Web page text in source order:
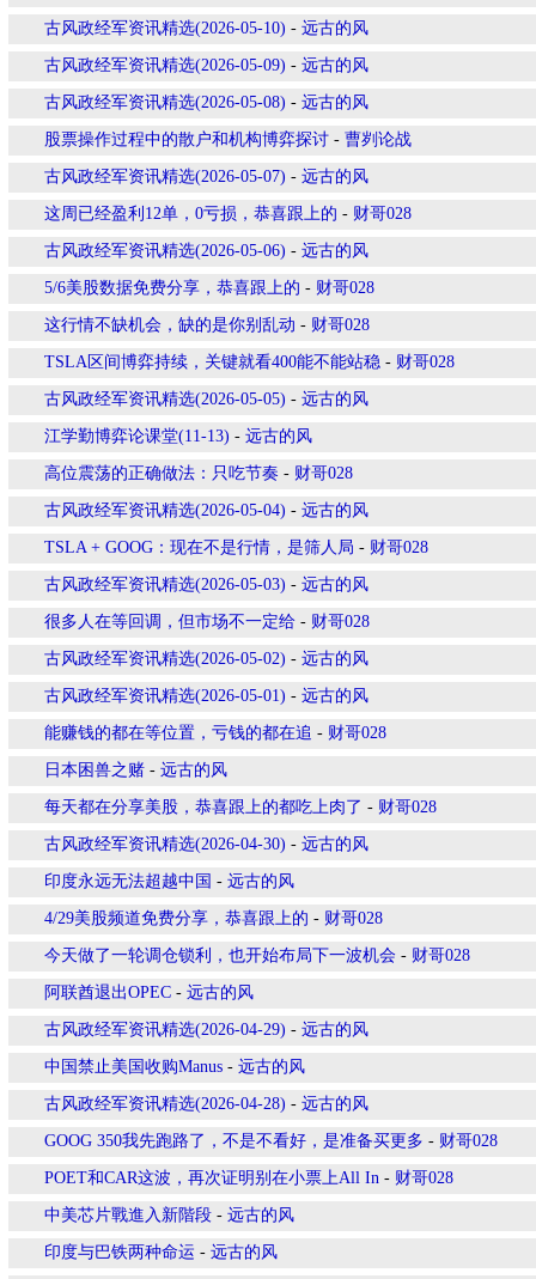
古风政经军资讯精选(2026-05-10) - 远古的风
古风政经军资讯精选(2026-05-09) - 远古的风
古风政经军资讯精选(2026-05-08) - 远古的风
股票操作过程中的散户和机构博弈探讨 - 曹刿论战
古风政经军资讯精选(2026-05-07) - 远古的风
这周已经盈利12单，0亏损，恭喜跟上的 - 财哥028
古风政经军资讯精选(2026-05-06) - 远古的风
5/6美股数据免费分享，恭喜跟上的 - 财哥028
这行情不缺机会，缺的是你别乱动 - 财哥028
TSLA区间博弈持续，关键就看400能不能站稳 - 财哥028
古风政经军资讯精选(2026-05-05) - 远古的风
江学勤博弈论课堂(11-13) - 远古的风
高位震荡的正确做法：只吃节奏 - 财哥028
古风政经军资讯精选(2026-05-04) - 远古的风
TSLA + GOOG：现在不是行情，是筛人局 - 财哥028
古风政经军资讯精选(2026-05-03) - 远古的风
很多人在等回调，但市场不一定给 - 财哥028
古风政经军资讯精选(2026-05-02) - 远古的风
古风政经军资讯精选(2026-05-01) - 远古的风
能赚钱的都在等位置，亏钱的都在追 - 财哥028
日本困兽之赌 - 远古的风
每天都在分享美股，恭喜跟上的都吃上肉了 - 财哥028
古风政经军资讯精选(2026-04-30) - 远古的风
印度永远无法超越中国 - 远古的风
4/29美股频道免费分享，恭喜跟上的 - 财哥028
今天做了一轮调仓锁利，也开始布局下一波机会 - 财哥028
阿联酋退出OPEC - 远古的风
古风政经军资讯精选(2026-04-29) - 远古的风
中国禁止美国收购Manus - 远古的风
古风政经军资讯精选(2026-04-28) - 远古的风
GOOG 350我先跑路了，不是不看好，是准备买更多 - 财哥028
POET和CAR这波，再次证明别在小票上All In - 财哥028
中美芯片戰進入新階段 - 远古的风
印度与巴铁两种命运 - 远古的风